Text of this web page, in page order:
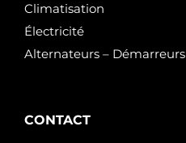
Climatisation
Électricité
Alternateurs – Démarreurs
CONTACT